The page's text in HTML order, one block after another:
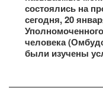
состоялись на
сегодня, 20
человека
были изучены